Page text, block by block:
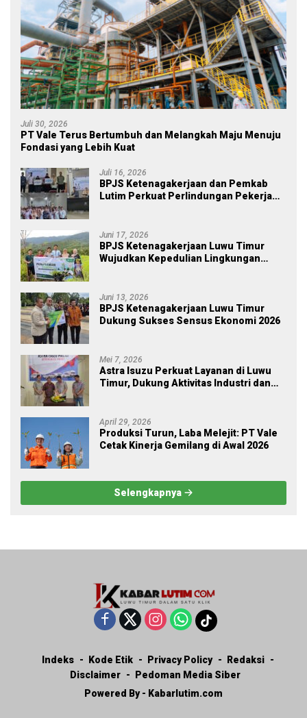
Juli 30, 2026
PT Vale Terus Bertumbuh dan Melangkah Maju Menuju
Fondasi yang Lebih Kuat
Juli 16, 2026
BPJS Ketenagakerjaan dan Pemkab
Lutim Perkuat Perlindungan Pekerja
Juni 17, 2026
BPJS Ketenagakerjaan Luwu Timur
Wujudkan Kepedulian Lingkungan
Juni 13, 2026
BPJS Ketenagakerjaan Luwu Timur
Dukung Sukses Sensus Ekonomi 2026
Mei 7, 2026
Astra Isuzu Perkuat Layanan di Luwu
Timur, Dukung Aktivitas Industri dan
April 29, 2026
Produksi Turun, Laba Melejit: PT Vale
Cetak Kinerja Gemilang di Awal 2026
Selengkapnya
Indeks Kode Etik Privacy Policy
Redaksi
Disclaimer
Pedoman Media Siber
Powered By - Kabarlutim.com